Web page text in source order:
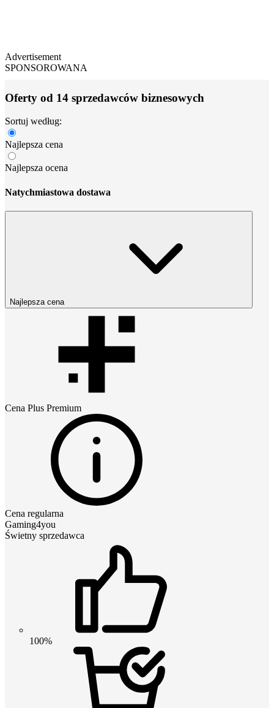
Advertisement
SPONSOROWANA
Oferty od 14 sprzedawców biznesowych
Sortuj według:
Najlepsza cena
Najlepsza ocena
Natychmiastowa dostawa
Najlepsza cena
Cena Plus Premium
Cena regularna
Gaming4you
Świetny sprzedawca
100%